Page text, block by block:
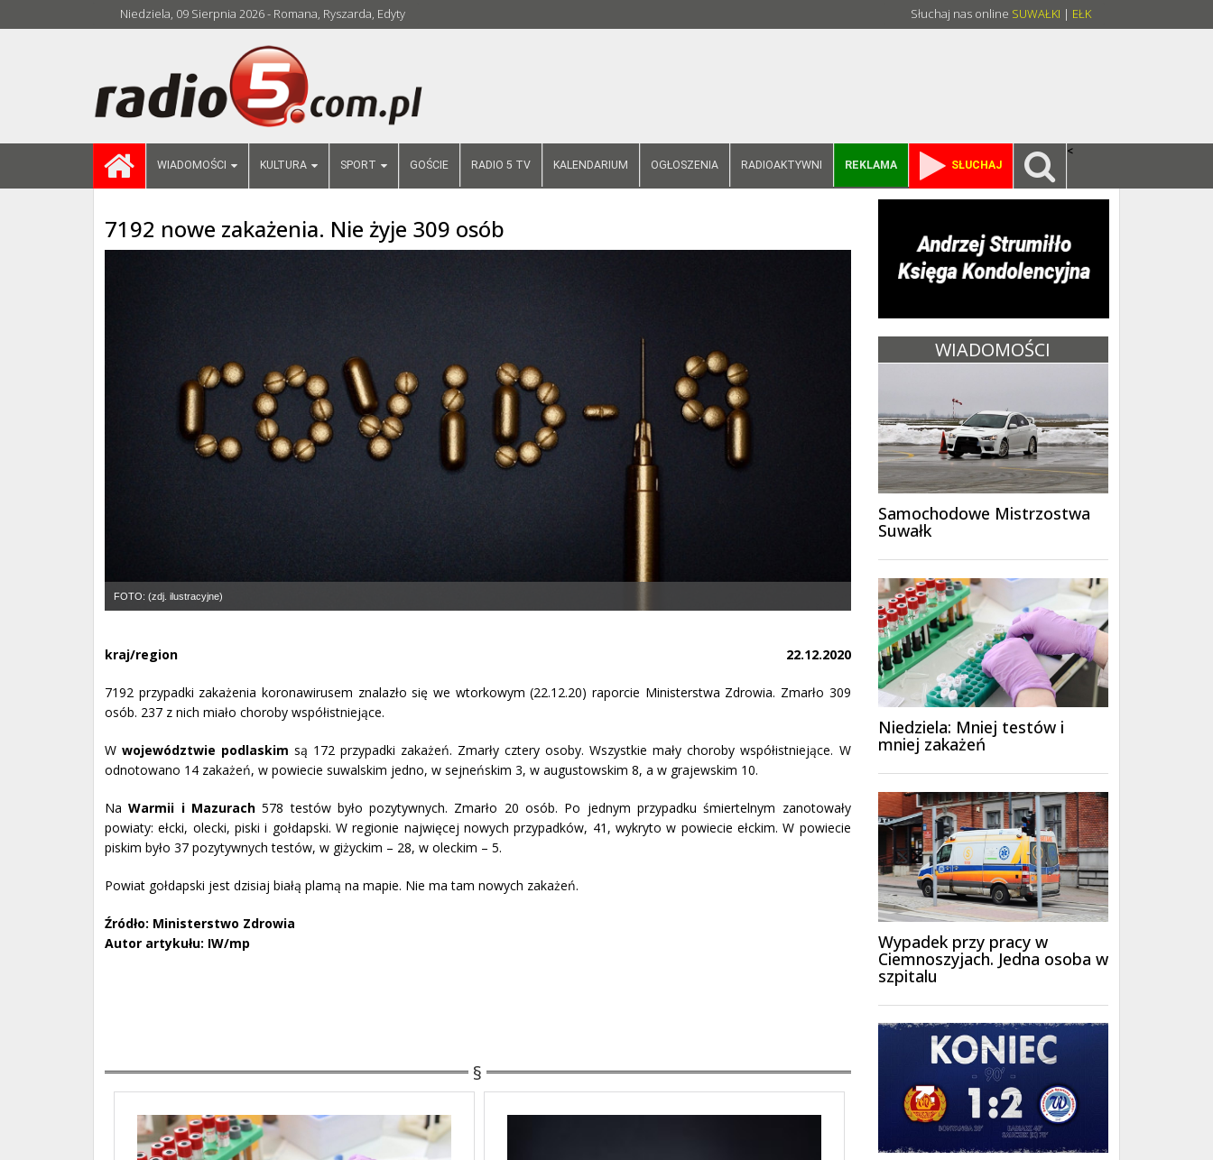
Niedziela, 09 Sierpnia 2026 - Romana, Ryszarda, Edyty Słuchaj nas online SUWAŁKI | EŁK
WIADOMOŚCI KULTURA SPORT GOŚCIE
<
RADIO 5 TV KALENDARIUM OGŁOSZENIA RADIOAKTYWNI REKLAMA SŁUCHAJ
7192 nowe zakażenia. Nie żyje 309 osób
FOTO: (zdj. ilustracyjne)
22.12.2020
kraj/region
7192 przypadki zakażenia koronawirusem znalazło się we wtorkowym (22.12.20) raporcie Ministerstwa Zdrowia. Zmarło 309
osób. 237 z nich miało choroby współistniejące.
Wwojewództwie podlaskim są 172 przypadki zakażeń. Zmarły cztery osoby. Wszystkie mały choroby współistniejące. W
odnotowano 14 zakażeń, w powiecie suwalskim jedno, w sejneńskim 3, w augustowskim 8, a w grajewskim 10.
NaWarmii i Mazurach578 testów było pozytywnych. Zmarło 20 osób. Po jednym przypadku śmiertelnym zanotowały
powiaty: ełcki, olecki, piski i gołdapski. W regionie najwięcej nowych przypadków, 41, wykryto w powiecie ełckim. W powiecie
piskim było 37 pozytywnych testów, w giżyckim – 28, w oleckim – 5.
Powiat gołdapski jest dzisiaj białą plamą na mapie. Nie ma tam nowych zakażeń.
Źródło: Ministerstwo Zdrowia
Autor artykułu: IW/mp
WIADOMOŚCI
Samochodowe Mistrzostwa
Suwałk
Niedziela: Mniej testów i
mniej zakażeń
Wypadek przy pracy w
Ciemnoszyjach. Jedna osoba w
szpitalu